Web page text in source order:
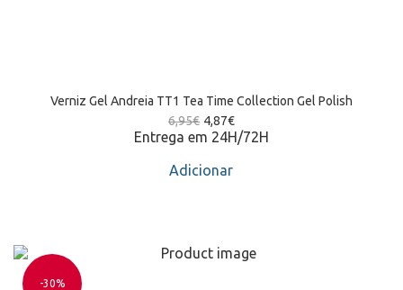
Verniz Gel Andreia TT1 Tea Time Collection Gel Polish
6,95€ 4,87€
Entrega em 24H/72H
Adicionar
-30%